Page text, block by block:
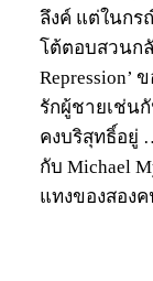
ลึงค์ แต่ในกร
โต้ตอบสวนก
Repression’
รักผู้ชายเช่น
คงบริสุทธิ์อยู่
กับ Michael
แทงของสอง